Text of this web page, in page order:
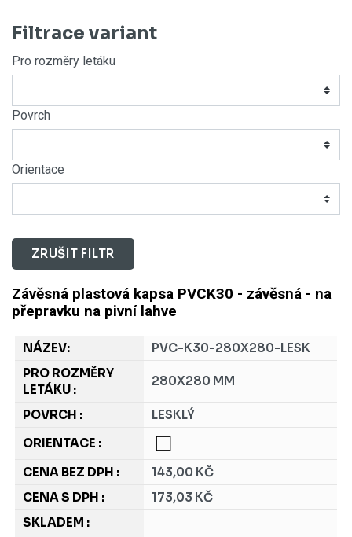
Filtrace variant
Pro rozměry letáku
Povrch
Orientace
ZRUŠIT FILTR
Závěsná plastová kapsa PVCK30 - závěsná - na
přepravku na pivní lahve
PVC-K30-280X280-LESK
280X280 MM
LESKLÝ
143,00 KČ
173,03 KČ